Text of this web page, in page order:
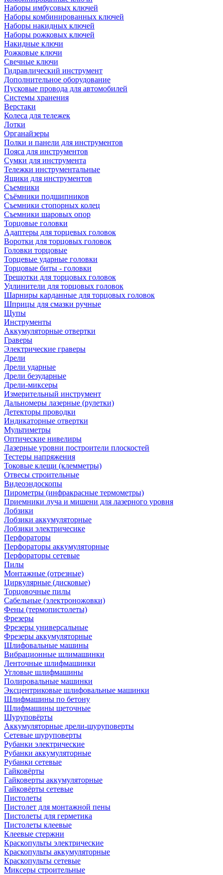
Наборы имбусовых ключей
Наборы комбинированных ключей
Наборы накидных ключей
Наборы рожковых ключей
Накидные ключи
Рожковые ключи
Свечные ключи
Гидравлический инструмент
Дополнительное оборудование
Пусковые провода для автомобилей
Системы хранения
Верстаки
Колеса для тележек
Лотки
Органайзеры
Полки и панели для инструментов
Пояса для инструментов
Сумки для инструмента
Тележки инструментальные
Ящики для инструментов
Съемники
Съёмники подшипников
Съемники стопорных колец
Съемники шаровых опор
Торцовые головки
Адаптеры для торцевых головок
Воротки для торцовых головок
Головки торцовые
Торцевые ударные головки
Торцовые биты - головки
Трещотки для торцовых головок
Удлинители для торцовых головок
Шарниры карданные для торцовых головок
Шприцы для смазки ручные
Щупы
Инструменты
Аккумуляторные отвертки
Граверы
Электрические граверы
Дрели
Дрели ударные
Дрели безударные
Дрели-миксеры
Измерительный инструмент
Дальномеры лазерные (рулетки)
Детекторы проводки
Индикаторные отвертки
Мультиметры
Оптические нивелиры
Лазерные уровни построители плоскостей
Тестеры напряжения
Токовые клещи (клемметры)
Отвесы строительные
Видеоэндоскопы
Пирометры (инфракрасные термометры)
Приемники луча и мишени для лазерного уровня
Лобзики
Лобзики аккумуляторные
Лобзики электричесике
Перфораторы
Перфораторы аккумуляторные
Перфораторы сетевые
Пилы
Монтажные (отрезные)
Циркулярные (дисковые)
Торцовочные пилы
Сабельные (электроножовки)
Фены (термопистолеты)
Фрезеры
Фрезеры универсальные
Фрезеры аккумуляторные
Шлифовальные машины
Вибрационные шлимашинки
Ленточные шлифмашинки
Угловые шлифмашины
Полировальные машинки
Эксцентриковые шлифовальные машинки
Шлифмашины по бетону
Шлифмашины щеточные
Шуруповёрты
Аккумуляторные дрели-шуруповерты
Сетевые шуруповерты
Рубанки электрические
Рубанки аккумуляторные
Рубанки сетевые
Гайковёрты
Гайковерты аккумуляторные
Гайковёрты сетевые
Пистолеты
Пистолет для монтажной пены
Пистолеты для герметика
Пистолеты клеевые
Клеевые стержни
Краскопульты электрические
Краскопульты аккумуляторные
Краскопульты сетевые
Миксеры строительные